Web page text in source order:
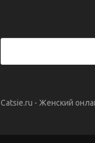
Catsie.ru - Женский